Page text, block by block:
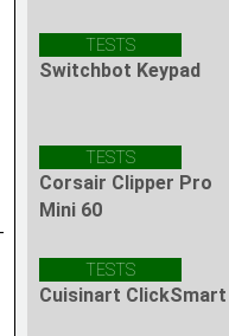
TESTS
Switchbot Keypad
TESTS
Corsair Clipper Pro
Mini 60
TESTS
Cuisinart ClickSmart